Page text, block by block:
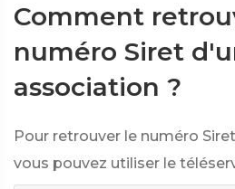
Comment
numéro Siret
association ?
Pour retrouver le numéro
vous pouvez utiliser le